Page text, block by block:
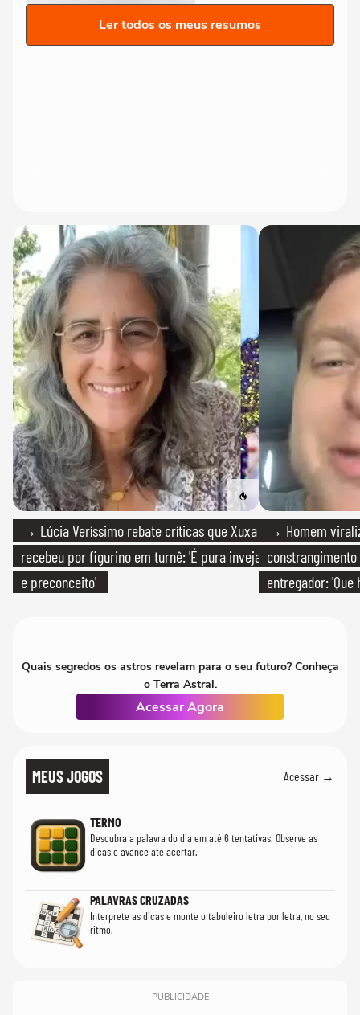
Ler todos os meus resumos
→ Lúcia Veríssimo rebate críticas que Xuxa
recebeu por figurino em turnê: 'É pura inveja
e preconceito'
→ Homem
entregador: 'Que
Quais segredos os astros revelam para o seu futuro? Conheça
o Terra Astral.
Acessar Agora
MEUS JOGOS Acessar →
TERMO
Descubra a palavra do dia em até 6 tentativas. Observe as
dicas e avance até acertar.
PALAVRAS CRUZADAS
Interprete as dicas e monte o tabuleiro letra por letra, no seu
ritmo.
PUBLICIDADE